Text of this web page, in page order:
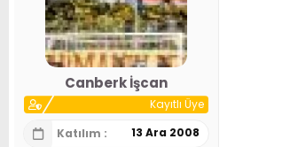
Canberk İşcan
Kayıtlı Üye
Katılım
13 Ara 2008